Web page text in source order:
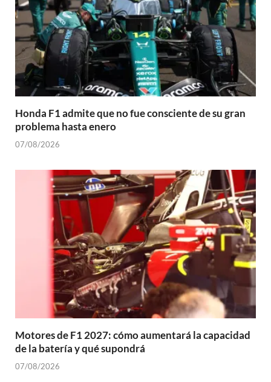
Honda F1 admite que no fue consciente de su gran
problema hasta enero
07/08/2026
Motores de F1 2027: cómo aumentará la capacidad
de la batería y qué supondrá
07/08/2026